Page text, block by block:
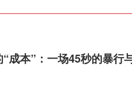
成本”：一场45秒的暴行